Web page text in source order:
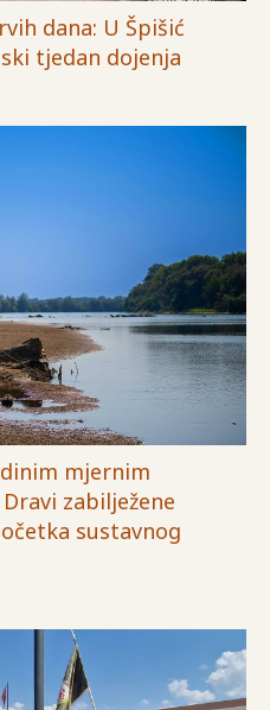
dana: U Špišić
tjedan dojenja
mjernim
zabilježene
sustavnog